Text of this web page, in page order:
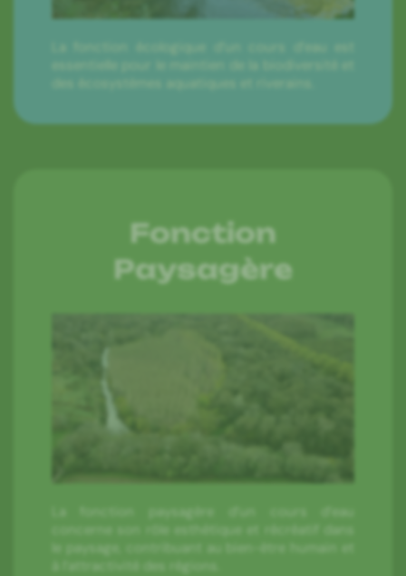
La fonction écologique d’un cours d’eau est
des écosystèmes aquatiques et riverains.
Fonction
Paysagère
La fonction paysagère d’un cours d’eau
concerne son rôle esthétique et récréatif dans
le paysage, contribuant au bien-être humain et
à l’attractivité des régions.